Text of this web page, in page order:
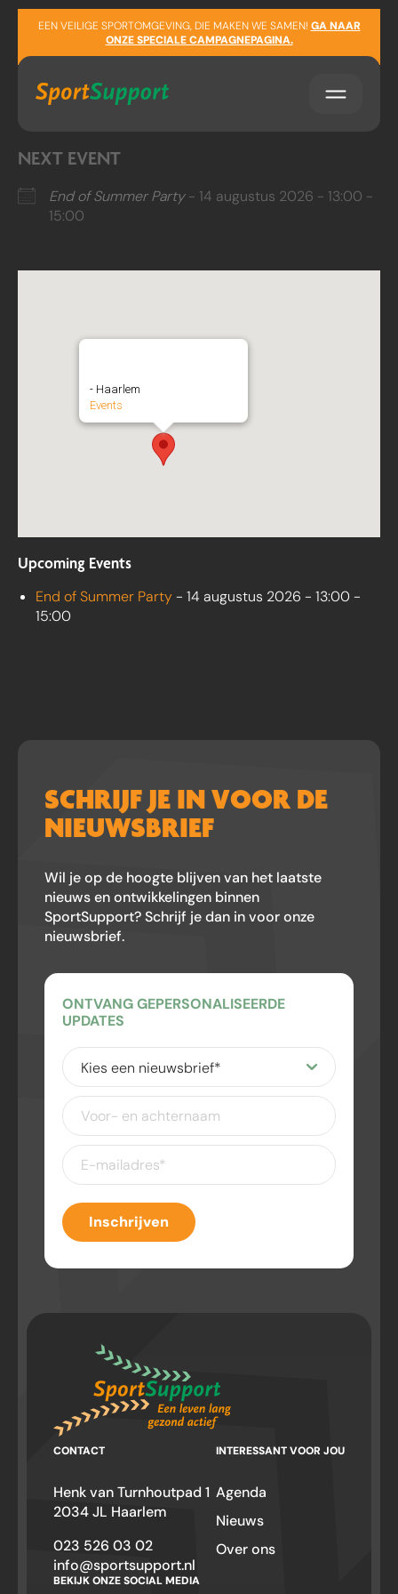
Sla navigatie over
EEN VEILIGE SPORTOMGEVING, DIE MAKEN WE SAMEN! GA NAAR
ONZE SPECIALE CAMPAGNEPAGINA.
LOCATION
Noord-Holland
NEXT EVENT
End of Summer Party- 14 augustus 2026 - 13:00 -
15:00
- Haarlem
Events
Upcoming Events
End of Summer Party- 14 augustus 2026 - 13:00 -
15:00
SCHRIJF JE IN VOOR DE
NIEUWSBRIEF
Wil je op de hoogte blijven van het laatste
nieuws en ontwikkelingen binnen
SportSupport? Schrijf je dan in voor onze
nieuwsbrief.
ONTVANG GEPERSONALISEERDE
UPDATES
Kies
een
nieuwsbrief(Vereist)
Voor-
en
achternaam
E-
mailadres(Vereist)
Inschrijven
CONTACT
Henk van Turnhoutpad 1
2034 JL Haarlem
023 526 03 02
info@sportsupport.nl
INTERESSANT VOOR JOU
Agenda
Nieuws
Over ons
BEKIJK ONZE SOCIAL MEDIA